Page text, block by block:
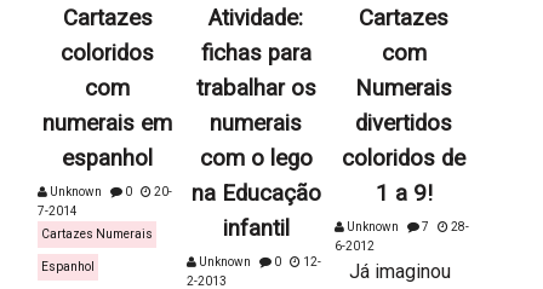
Cartazes
coloridos
com
numerais em
espanhol
Unknown 0
20-
7-2014
Cartazes Numerais
Espanhol
Atividade:
fichas para
trabalhar os
numerais
com o lego
na Educação
infantil
Unknown 0
12-
2-2013
Cartazes
com
Numerais
divertidos
coloridos de
1 a 9!
Unknown 7
28-
6-2012
Já imaginou